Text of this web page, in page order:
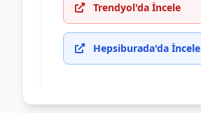
Trendyol'da İncele
Hepsiburada'da İncele